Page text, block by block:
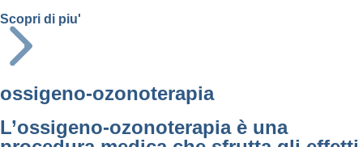
Scopri di piu'
ossigeno-ozonoterapia
L’ossigeno-ozonoterapia è una